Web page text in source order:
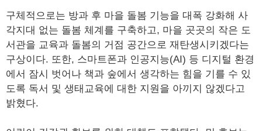
구체적으로는 방과 후 마을 돌봄 기능을 대폭 강화해 사
각지대 없는 돌봄 체계를 구축하고, 마을 곳곳의 작은 도
서관을 교육과 돌봄의 거점 공간으로 재탄생시키겠다는
구상이다. 또한, 스마트폰과 인공지능(AI) 등 디지털 환경
에서 잠시 벗어나 책과 숲에서 생각하는 힘을 기를 수 있
도록 독서 및 생태교육에 대한 지원을 아끼지 않겠다고
밝혔다.